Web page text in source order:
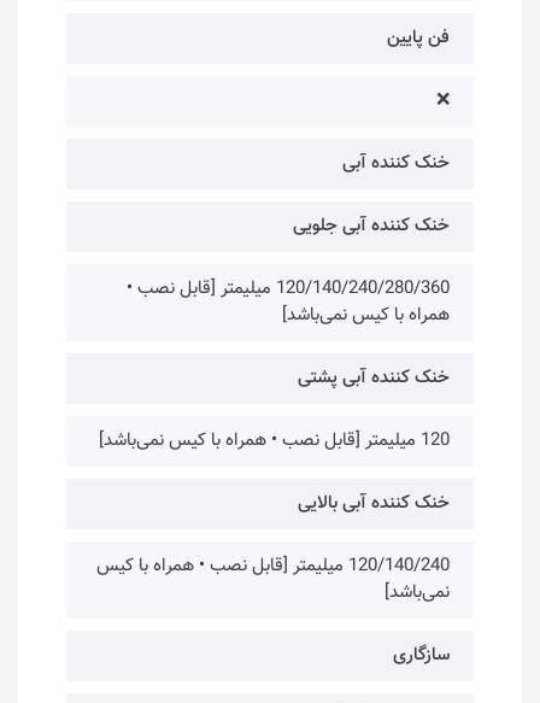
فن پایین
❌
خنک کننده آبی
خنک کننده آبی جلویی
120/140/240/280/360 میلیمتر [قابل نصب •
همراه با کیس نمی‌باشد]
خنک کننده آبی پشتی
120 میلیمتر [قابل نصب • همراه با کیس نمی‌باشد]
خنک کننده آبی بالایی
120/140/240 میلیمتر [قابل نصب • همراه با کیس
نمی‌باشد]
سازگاری